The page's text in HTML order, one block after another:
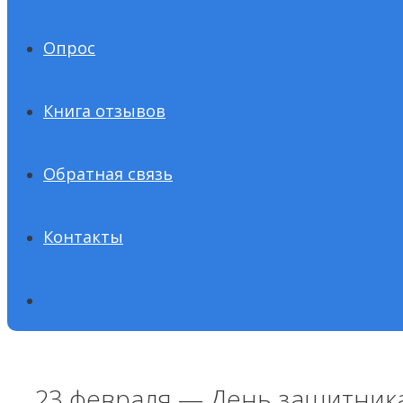
Опрос
Книга отзывов
Обратная связь
Контакты